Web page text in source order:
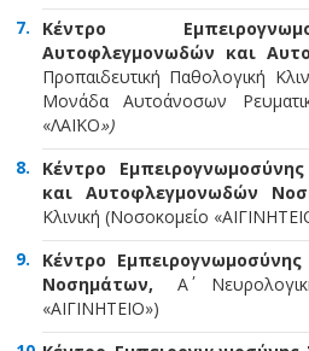
Κέντρο
Αυτοφλεγμονωδών και
Προπαιδευτική Παθολογική
Μονάδα Αυτοάνοσων
«ΛΑΪΚΟ»)
Κέντρο
και Αυτοφλεγμονωδών
Κλινική (Νοσοκομείο
Κέντρο
Νοσημάτων, Α΄
«ΑΙΓΙΝΗΤΕΙΟ»)